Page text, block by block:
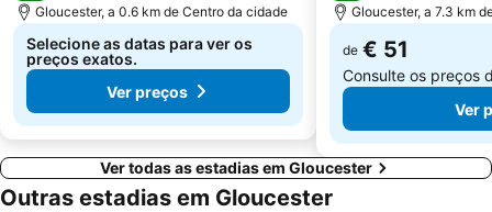
Gloucester, a 0.6 km de Centro da cidade
Selecione as datas para ver os
preços exatos.
Ver preços
Gloucester, a 7.3 km
de € 51
Consulte os preços
Ver
Ver todas as estadias em Gloucester
Outras estadias em Gloucester